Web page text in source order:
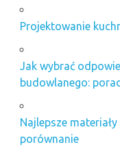
Projektowanie
Jak wybrać
budowlanego:
Najlepsze
porównanie